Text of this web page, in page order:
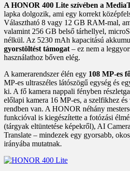
A HONOR 400 Lite szívében a
lapka dolgozik, ami egy korrekt
Választható 8 vagy 12 GB RAM-mal,
valamint 256 GB belső tárhellyel,
nélkül. Az 5230 mAh kapacitású
gyorstöltést támogat – ez nem a
használathoz bőven elég.
A kamerarendszer élén egy 108 MP-es
MP-es ultraszéles látószögű egység és
ki. A fő kamera nappali fényben
előlapi kamera 16 MP-es, a szelfikhez
rendben van. A HONOR néhány
funkcióval is kiegészítette a fotózási
(tárgyak eltüntetése képekről), AI
Translate – mindezek egy gyorsabb,
irányába mutatnak.